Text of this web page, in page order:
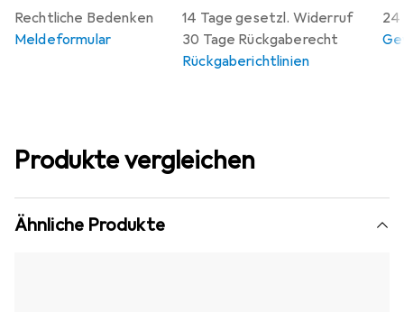
14 Tage gesetzl. Widerruf
30 Tage Rückgaberecht
Rückgaberichtlinien
24
Rechtliche Bedenken
Meldeformular
Produkte vergleichen
Ähnliche Produkte